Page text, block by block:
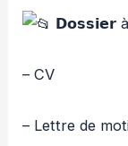
𝗗𝗼𝘀𝘀𝗶𝗲𝗿
– CV
– Lettre de